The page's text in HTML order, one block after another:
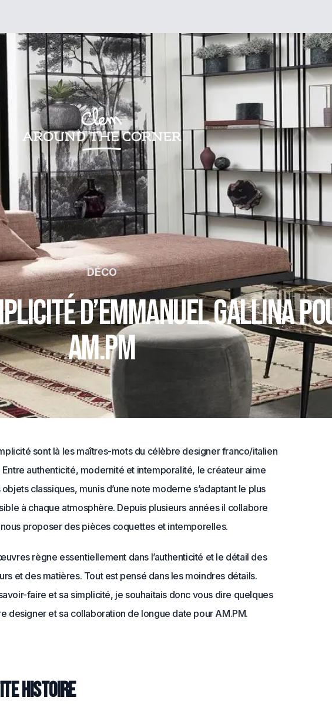
DÉCO
d’Emmanuel Gallina
AM.PM
sont là les maîtres-mots du célèbre designer franco/italien
Entre authenticité, modernité et intemporalité, le créateur aime
classiques, munis d’une note moderne s’adaptant le plus
à chaque atmosphère. Depuis plusieurs années il collabore
proposer des pièces coquettes et intemporelles.
règne essentiellement dans l’authenticité et le détail des
et des matières. Tout est pensé dans les moindres détails.
faire et sa simplicité, je souhaitais donc vous dire quelques
designer et sa collaboration de longue date pour AM.PM.
histoire